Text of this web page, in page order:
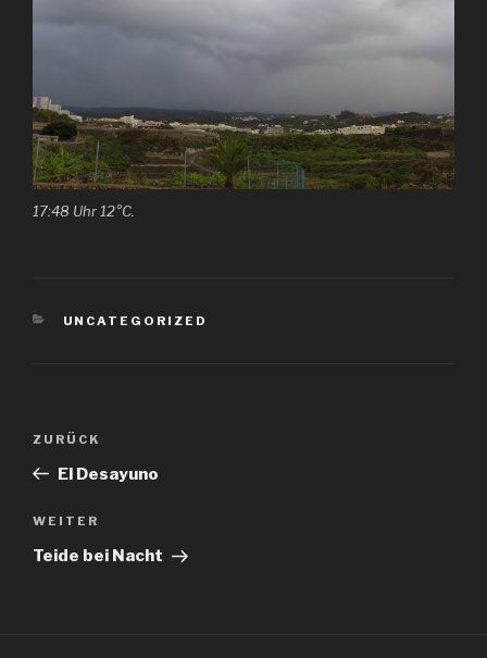
17:48 Uhr 12°C.
KATEGORIEN
UNCATEGORIZED
Beitragsnavigation
Vorheriger
Beitrag
ZURÜCK
El Desayuno
Nächster
Beitrag
WEITER
Teide bei Nacht